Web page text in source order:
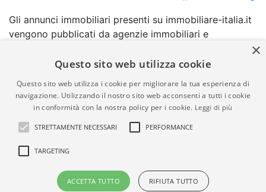
Gli annunci immobiliari presenti su immobiliare-italia.it
vengono pubblicati da agenzie immobiliari e
comporta l'approvazione o l'avallo da parte di
garanzia da parte di quest'ultima. immobiliare-italia.it
quindi non è responsabile della veridicità, della
correttezza, della completezza, della normativa in
materia di privacy e/o di alcun altro aspetto dei
suddetti annunci.
© Copyright 2007 - 2026
Immobiliare-Italia.it - Part. IVA
Powered by
Gestionale Immobiliare
×
Questo sito web utilizza cookie
Questo sito web utilizza i cookie per migliorare la tua esperienza di
navigazione. Utilizzando il nostro sito web acconsenti a tutti i cookie
in conformità con la nostra policy per i cookie. Leggi di più
STRETTAMENTE NECESSARI PERFORMANCE
TARGETING
ACCETTA TUTTO RIFIUTA TUTTO